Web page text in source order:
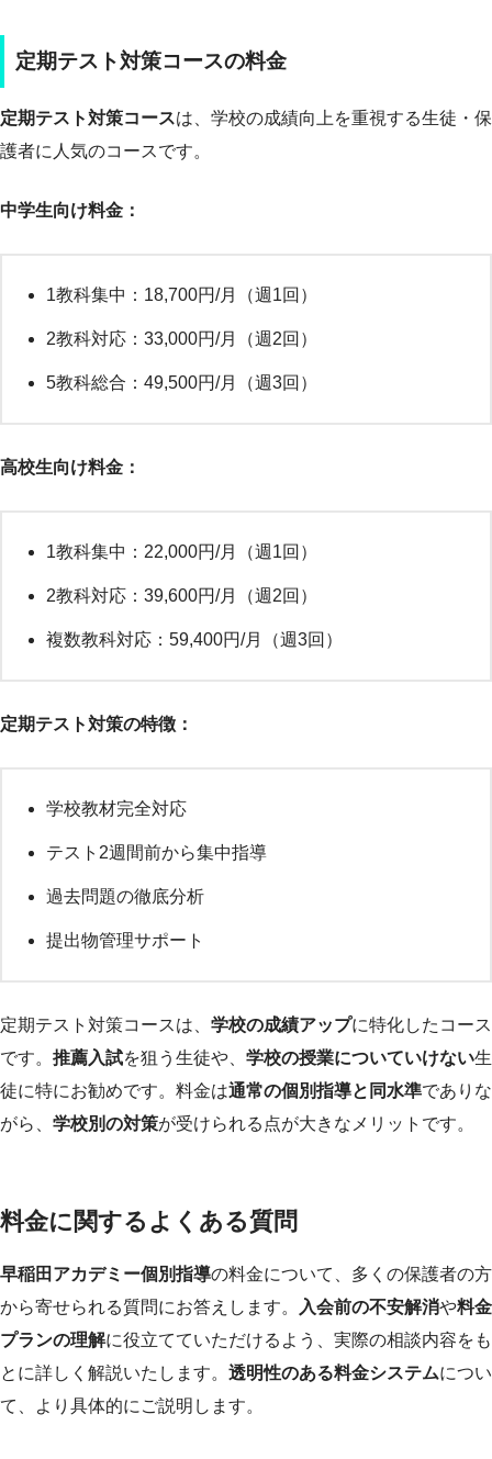
定期テスト対策コースの料金
定期テスト対策コースは、学校の成績向上を重視する生徒・保
護者に人気のコースです。
中学生向け料金：
1教科集中：18,700円/月（週1回）
2教科対応：33,000円/月（週2回）
5教科総合：49,500円/月（週3回）
高校生向け料金：
1教科集中：22,000円/月（週1回）
2教科対応：39,600円/月（週2回）
複数教科対応：59,400円/月（週3回）
定期テスト対策の特徴：
学校教材完全対応
テスト2週間前から集中指導
過去問題の徹底分析
提出物管理サポート
定期テスト対策コースは、 学校の成績アップに特化したコース
です。 推薦入試を狙う生徒や、 学校の授業についていけない生
徒に特にお勧めです。料金は通常の個別指導と同水準でありな
がら、 学校別の対策が受けられる点が大きなメリットです。
料金に関するよくある質問
早稲田アカデミー個別指導の料金について、多くの保護者の方
から寄せられる質問にお答えします。
入会前の不安解消や料金
プランの理解に役立てていただけるよう、実際の相談内容をも
とに詳しく解説いたします。 透明性のある料金システムについ
て、より具体的にご説明します。